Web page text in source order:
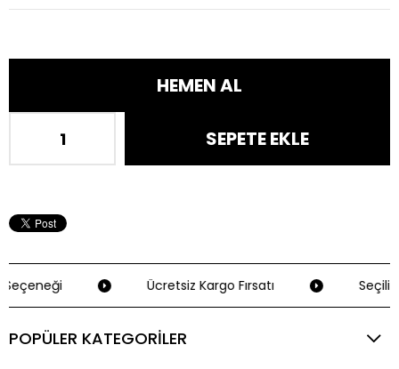
Ücretsiz Kargo Fırsatı Seçili
POPÜLER KATEGORİLER